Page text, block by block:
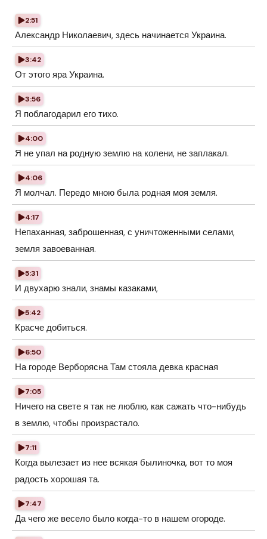
2:51
Александр Николаевич, здесь начинается Украина.
3:42
От этого яра Украина.
3:56
Я поблагодарил его тихо.
4:00
Я не упал на родную землю на колени, не заплакал.
4:06
Я молчал. Передо мною была родная моя земля.
4:17
Непаханная, заброшенная, с уничтоженными селами,
земля завоеванная.
5:31
И двухарю знали, знамы казаками,
5:42
Красче добиться.
6:50
На городе Верборясна Там стояла девка красная
7:05
Ничего на свете я так не люблю, как сажать что-нибудь
в землю, чтобы произрастало.
7:11
Когда вылезает из нее всякая былиночка, вот то моя
радость хорошая та.
7:47
Да чего же весело было когда-то в нашем огороде.